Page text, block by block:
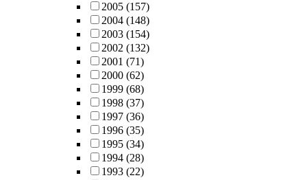
2005 (157)
2004 (148)
2003 (154)
2002 (132)
2001 (71)
2000 (62)
1999 (68)
1998 (37)
1997 (36)
1996 (35)
1995 (34)
1994 (28)
1993 (22)